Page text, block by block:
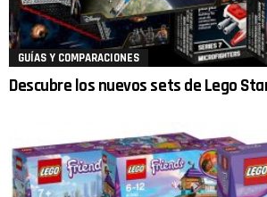
GUÍAS Y COMPARACIONES
Descubre los nuevos sets de Lego